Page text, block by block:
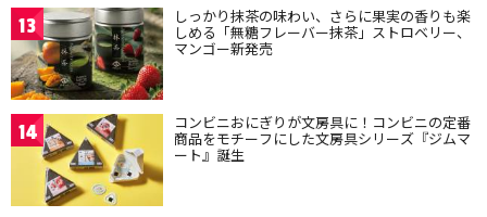
13 しっかり抹茶の味わい、さらに果実の香りも楽
しめる「無糖フレーバー抹茶」ストロベリー、
マンゴー新発売
14 コンビニおにぎりが文房具に！コンビニの定番
商品をモチーフにした文房具シリーズ『ジムマ
ート』誕生